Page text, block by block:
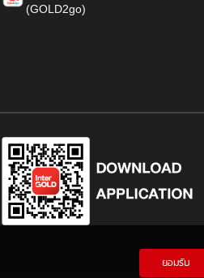
(GOLD2go)
ยอมรับ